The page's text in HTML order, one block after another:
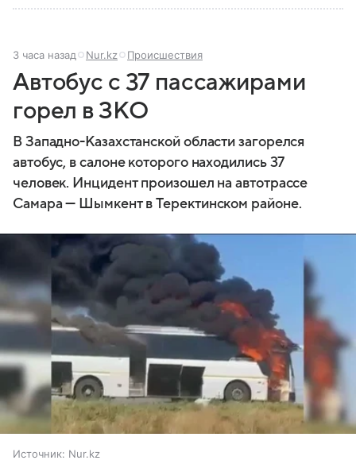
3 часа назад Nur.kz Происшествия
Автобус с 37 пассажирами
горел в ЗКО
В Западно-Казахстанской области загорелся
автобус, в салоне которого находились 37
человек. Инцидент произошел на автотрассе
Самара — Шымкент в Теректинском районе.
Источник: Nur.kz